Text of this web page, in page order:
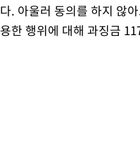
다. 아울러 동의를 하지 않
용한 행위에 대해 과징금